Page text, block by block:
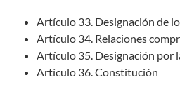
Artículo 33. Designación de
Artículo 34. Relaciones
Artículo 35. Designación por
Artículo 36. Constitución